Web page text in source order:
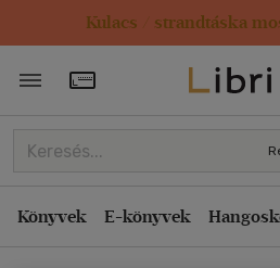
Kulacs / strandtáska
Törzsvásárlói Kártya
Könyvek E-könyvek
Rendezés
Kiadás éve szerint csökkenő
Ár szerint csökkenő